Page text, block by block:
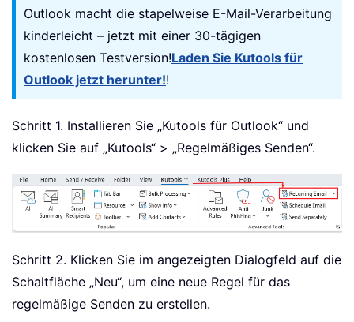
Outlook macht die stapelweise E-Mail-Verarbeitung
kinderleicht – jetzt mit einer 30-tägigen
kostenlosen Testversion!Laden Sie Kutools für
Outlook jetzt herunter!!
Schritt 1. Installieren Sie „Kutools für Outlook“ und
klicken Sie auf „Kutools“ > „Regelmäßiges Senden“.
Schritt 2. Klicken Sie im angezeigten Dialogfeld auf die
Schaltfläche „Neu“, um eine neue Regel für das
regelmäßige Senden zu erstellen.